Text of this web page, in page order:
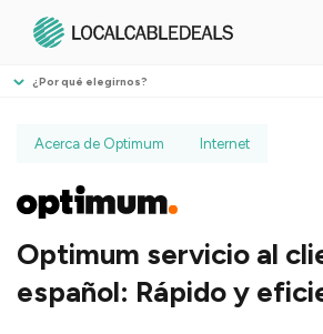
¿Por qué elegirnos?
Acerca de Optimum Internet
Optimum servicio al
español: Rápido y